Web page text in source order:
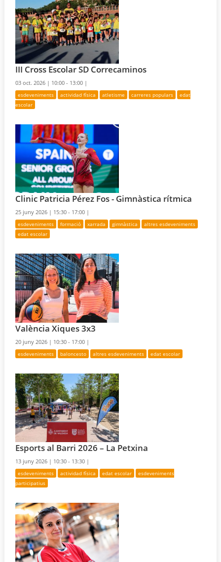
III Cross Escolar SD Correcaminos
03 oct. 2026 | 10:00 - 13:00 |
esdeveniments actividad física atletisme carreres populars
edat
escolar
Clinic Patricia Pérez Fos - Gimnàstica rítmica
25 juny 2026 | 15:30 - 17:00 |
esdeveniments formació xarrada gimnàstica
altres esdeveniments
edat escolar
València Xiques 3x3
20 juny 2026 | 10:30 - 17:00 |
esdeveniments baloncesto altres esdeveniments edat escolar
Esports al Barri 2026 – La Petxina
13 juny 2026 | 10:30 - 13:30 |
esdeveniments actividad física edat escolar
esdeveniments
participatius